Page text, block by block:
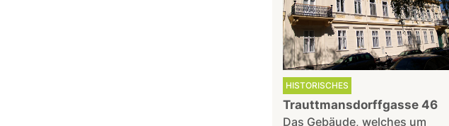
HISTORISCHES
Trauttmansdorffgasse 46
Das Gebäude, welches um